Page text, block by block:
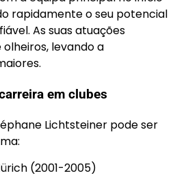
rapidamente o seu potencial
As suas atuações
levando a
em clubes
Lichtsteiner pode ser
(2001-2005)